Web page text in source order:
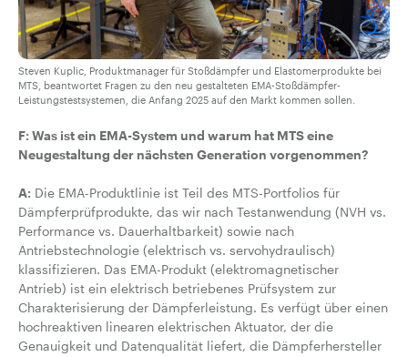
Steven Kuplic, Produktmanager für Stoßdämpfer und Elastomerprodukte bei
MTS, beantwortet Fragen zu den neu gestalteten EMA-Stoßdämpfer-
Leistungstestsystemen, die Anfang 2025 auf den Markt kommen sollen.
F: Was ist ein EMA-System und warum hat MTS eine
Neugestaltung der nächsten Generation vorgenommen?
A: Die EMA-Produktlinie ist Teil des MTS-Portfolios für
Dämpferprüfprodukte, das wir nach Testanwendung (NVH vs.
Performance vs. Dauerhaltbarkeit) sowie nach
Antriebstechnologie (elektrisch vs. servohydraulisch)
klassifizieren. Das EMA-Produkt (elektromagnetischer
Antrieb) ist ein elektrisch betriebenes Prüfsystem zur
Charakterisierung der Dämpferleistung. Es verfügt über einen
hochreaktiven linearen elektrischen Aktuator, der die
Genauigkeit und Datenqualität liefert, die Dämpferhersteller